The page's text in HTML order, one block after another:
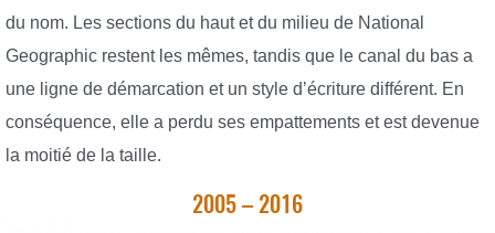
du nom. Les sections du haut et du milieu de National
Geographic restent les mêmes, tandis que le canal du bas a
une ligne de démarcation et un style d’écriture différent. En
conséquence, elle a perdu ses empattements et est devenue
la moitié de la taille.
2005 – 2016